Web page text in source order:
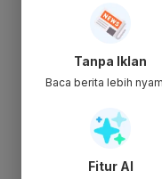
Tanpa Iklan
Baca berita lebih
Fitur AI